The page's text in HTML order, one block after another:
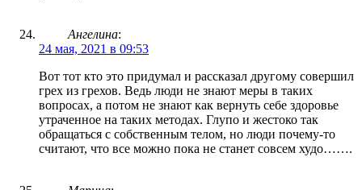
Ангелина:
24 мая, 2021 в 09:53
Вот тот кто это придумал и рассказал другому совершил
грех из грехов. Ведь люди не знают меры в таких
вопросах, а потом не знают как вернуть себе здоровье
утраченное на таких методах. Глупо и жестоко так
обращаться с собственным телом, но люди почему-то
считают, что все можно пока не станет совсем худо…….